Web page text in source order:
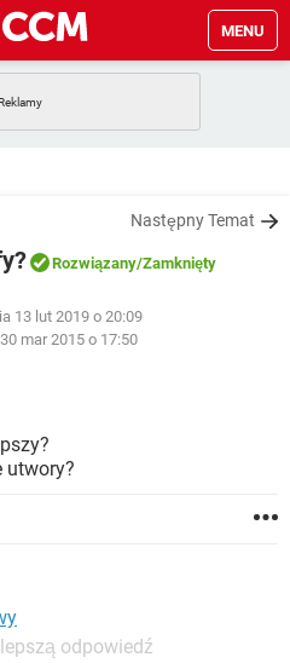
MENU
FACEBOOK
FACEBOOK
TIKTOK
NETFLIX
TIKTOK
FACEBOOK
NETFLIX
Następny Temat
Rozwiązany/Zamknięty
13 lut 2019 o 20:09
30 mar 2015 o 17:50
utwory?
odpowiedź